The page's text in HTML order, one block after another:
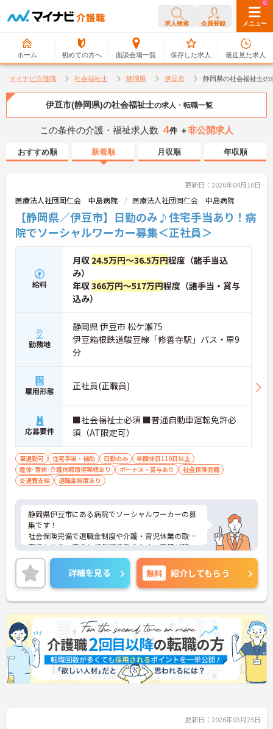
求人検索 会員登録 メニュー
ホーム 初めての方へ 面談会場一覧
0
保存した求人
0
最近見た求人
マイナビ介護職 社会福祉士 静岡県 伊豆市 静岡県の社会福祉士の
伊豆市(静岡県)の社会福祉士の求人・転職一覧
この条件の介護・福祉求人数 4件 ＋非公開求人
おすすめ順 新着順 月収順 年収順
更新日：2026年04月10日
医療法人社団同仁会 中島病院 医療法人社団同仁会 中島病院
【静岡県／伊豆市】日勤のみ♪住宅手当あり！病
院でソーシャルワーカー募集＜正社員＞
給料
月収 24.5万円～36.5万円程度（諸手当込
み）
年収366万円～517万円程度（諸手当・賞与
込み）
勤務地
静岡県 伊豆市 松ケ瀬75
伊豆箱根鉄道駿豆線「修善寺駅」バス・車9
分
雇用形態 正社員(正職員)
応募要件
■社会福祉士必須 ■普通自動車運転免許必
須（AT限定可）
車通勤可 住宅手当・補助 日勤のみ
年間休日110日以上
産休･育休･介護休暇取得実績あり
ボーナス・賞与あり
社会保険完備
交通費支給
退職金制度あり
静岡県伊豆市にある病院でソーシャルワーカーの募
集です！
社会保険完備で退職金制度や介護・育児休業の取得
実績もあり、安心して長期で働きやすい環境が整っ
ています◎
また、昇給と計3.30ヶ月分の賞与実績もあり、あな
たの頑張りがしっかり評価され、やりがいを持って
お仕事ができます！
ご興味ある方は面接ポイントをお伝えしますので、
お気軽にご連絡ください。
詳細を見る 無料 紹介してもらう
更新日：2026年03月25日